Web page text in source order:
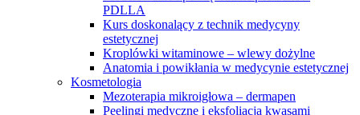
PDLLA
Kurs doskonalący z technik medycyny
estetycznej
Kroplówki witaminowe – wlewy dożylne
Anatomia i powikłania w medycynie estetycznej
Kosmetologia
Mezoterapia mikroigłowa – dermapen
Peelingi medyczne i eksfoliacja kwasami